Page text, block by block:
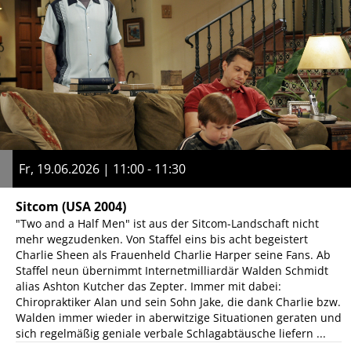
Fr, 19.06.2026 | 11:00 - 11:30
Sitcom (USA 2004)
"Two and a Half Men" ist aus der Sitcom-Landschaft nicht
mehr wegzudenken. Von Staffel eins bis acht begeistert
Charlie Sheen als Frauenheld Charlie Harper seine Fans. Ab
Staffel neun übernimmt Internetmilliardär Walden Schmidt
alias Ashton Kutcher das Zepter. Immer mit dabei:
Chiropraktiker Alan und sein Sohn Jake, die dank Charlie bzw.
Walden immer wieder in aberwitzige Situationen geraten und
sich regelmäßig geniale verbale Schlagabtäusche liefern ...